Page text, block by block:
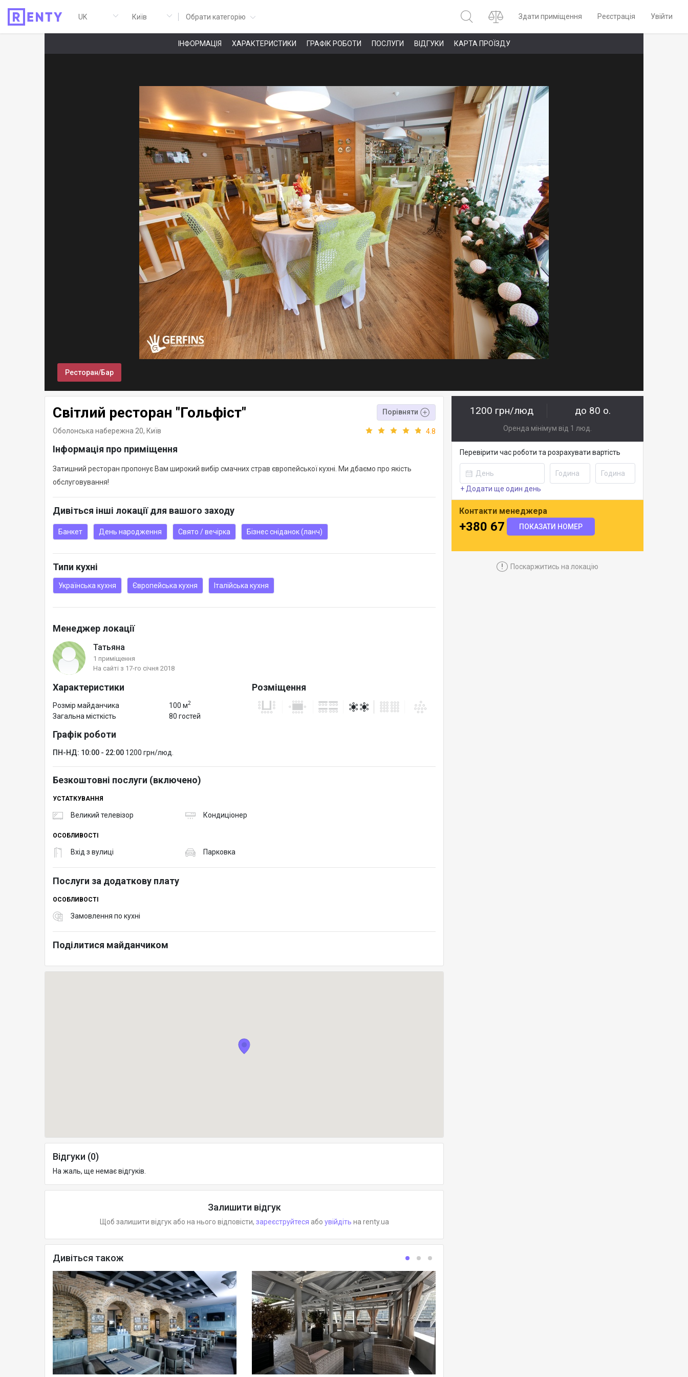
Обрати категорію Здати приміщення Реєстрація Увійти
ІНФОРМАЦІЯ ХАРАКТЕРИСТИКИ ГРАФІК РОБОТИ ПОСЛУГИ ВІДГУКИ КАРТА ПРОЇЗДУ
Ресторан/Бар
Світлий ресторан "Гольфіст" Порівняти
Оболонська набережна 20, Київ 4.8
Інформація про приміщення
Затишний ресторан пропонує Вам широкий вибір смачних страв європейської кухні. Ми дбаємо про якість
обслуговування!
Дивіться інші локації для вашого заходу
Банкет День народження Свято / вечірка Бізнес сніданок (ланч)
Типи кухні
Українська кухня Європейська кухня Італійська кухня
Менеджер локації
Татьяна
1 приміщення
На сайті з 17-го січня 2018
Характеристики
Розмір майданчика 100 м2
Загальна місткість 80 гостей
Розміщення
Графік роботи
ПН-НД: 10:00 - 22:00 1200 грн/люд.
Безкоштовні послуги (включено)
УСТАТКУВАННЯ
Великий телевізор Кондиціонер
ОСОБЛИВОСТІ
Вхід з вулиці Парковка
Послуги за додаткову плату
ОСОБЛИВОСТІ
Замовлення по кухні
Поділитися майданчиком
Відгуки (0)
На жаль, ще немає відгуків.
Залишити відгук
Щоб залишити відгук або на нього відповісти, зареєструйтеся або увійдіть на renty.ua
Дивіться також
1200 грн/люд до 80 о.
Оренда мінімум від 1 люд.
Перевірити час роботи та розрахувати вартість
+ Додати ще один день
Контакти менеджера
+380 67 504 7514
ПОКАЗАТИ НОМЕР
! Поскаржитись на локацію